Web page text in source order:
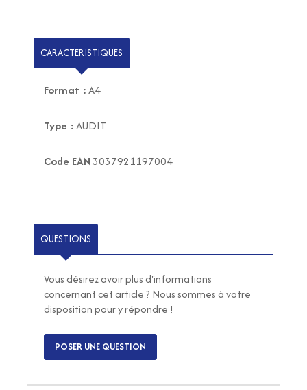
CARACTERISTIQUES
Format :A4
Type :AUDIT
Code EAN3037921197004
QUESTIONS
Vous désirez avoir plus d'informations
concernant cet article ? Nous sommes à votre
disposition pour y répondre !
POSER UNE QUESTION